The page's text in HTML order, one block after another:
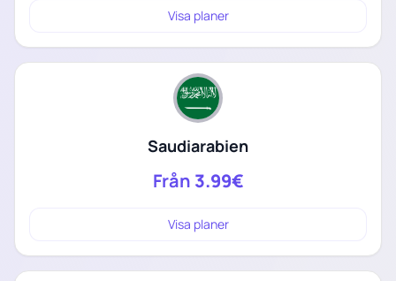
Visa planer
Saudiarabien
Från 3.99€
Visa planer